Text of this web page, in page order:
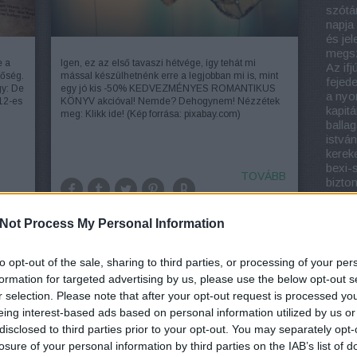
Process My Personal Information
opt-out of the sale, sharing to third parties, or processing of your
for targeted advertising by us, please use the below opt-out
selection. Please note that after your opt-out request is processed
interest-based ads based on personal information utilized by us
to third parties prior to your opt-out. You may separately
of your personal information by third parties on the IAB’s list of
Igen, ez az első tavaszi hétvége, így tehát mi
mással készülhetnénk erre a legjobban mi is, mint
egy jó kis -50% KEDVEZMÉNYES ROMANTIKUS
KÖNYV akcióval! Nemde? Dehogynem! Nézzétek
meg: Klikk ide! (Kép forrása: pixabay.com)
TOVÁBB
a
De
es
napja
és
Az
a
istván
bexi-
böjte
cseh
istván
könyv